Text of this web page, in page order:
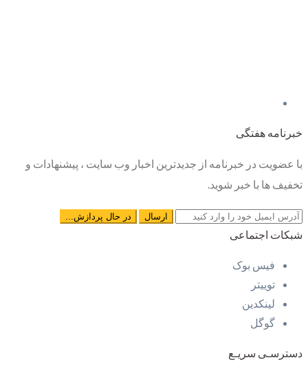
خبرنامه هفتگی
با عضویت در خبرنامه از جدیدترین اخبار وب سایت ، پیشنهادات و
تخفیف ها با خبر شوید.
شبکات اجتماعی
فیس بوک
توییتر
لینکدین
گوگل
دسترسـی سریـع